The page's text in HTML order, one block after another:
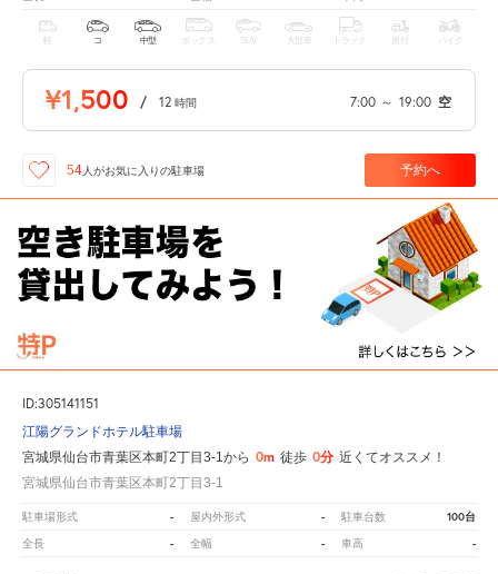
軽 コ 中型 ボックス SUV 大型車 トラック 原付 バイク
¥1,500 / 12 時間 7:00 ～ 19:00 空
54人がお気に入りの駐車場 予約へ
ID:305141151
江陽グランドホテル駐車場
宮城県仙台市青葉区本町2丁目3-1から 0m 徒歩 0分 近くてオススメ！
宮城県仙台市青葉区本町2丁目3-1
駐車場形式 - 屋内外形式 - 駐車台数 100台
全長 - 全幅 - 車高 -